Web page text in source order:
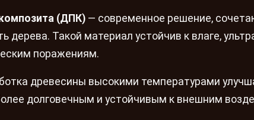
(ДПК) — современное решение,
дерева. Такой материал устойчив к влаге,
поражениям.
древесины высокими температурами
долговечным и устойчивым к внешним